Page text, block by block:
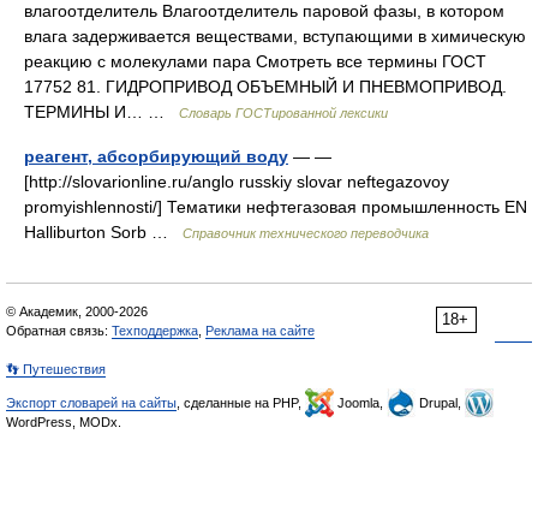
влагоотделитель Влагоотделитель паровой фазы, в котором
влага задерживается веществами, вступающими в химическую
реакцию с молекулами пара Смотреть все термины ГОСТ
17752 81. ГИДРОПРИВОД ОБЪЕМНЫЙ И ПНЕВМОПРИВОД.
ТЕРМИНЫ И… …
Словарь ГОСТированной лексики
реагент, абсорбирующий воду — —
[http://slovarionline.ru/anglo russkiy slovar neftegazovoy
promyishlennosti/] Тематики нефтегазовая промышленность EN
Halliburton Sorb …
Справочник технического переводчика
18+
© Академик, 2000-2026
Обратная связь: Техподдержка Реклама на сайте
👣 Путешествия
Экспорт словарей на сайты , сделанные на PHP, Joomla,
Drupal,
WordPress, MODx.